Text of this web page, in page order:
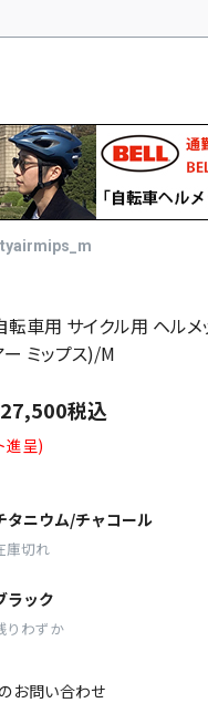
車用 サイクル用 ヘルメ
ミップス)/M
27,500税込
進呈)
タニウム/チャコール
庫切れ
ラック
りわずか
お問い合わせ